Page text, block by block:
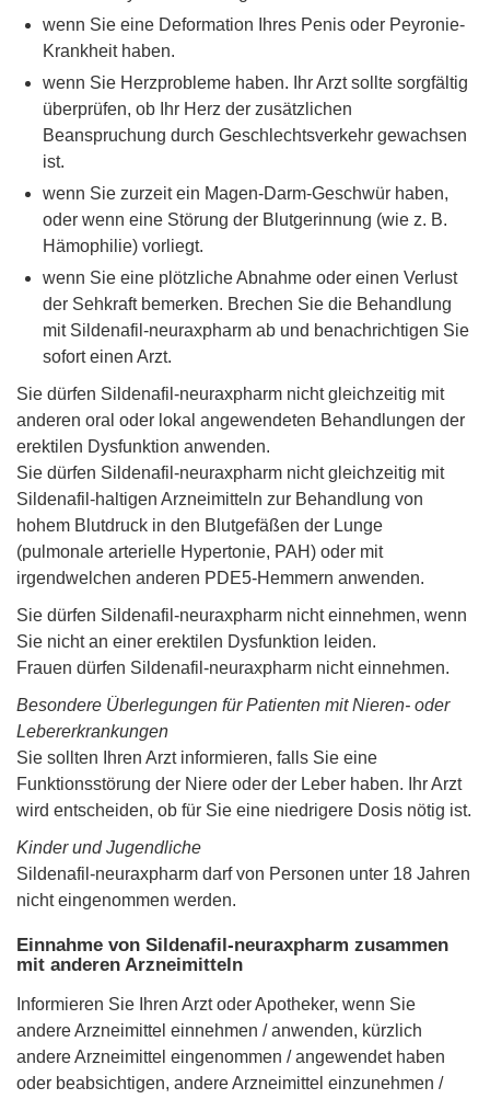
wenn Sie eine Deformation Ihres Penis oder Peyronie-
Krankheit haben.
wenn Sie Herzprobleme haben. Ihr Arzt sollte sorgfältig
überprüfen, ob Ihr Herz der zusätzlichen
Beanspruchung durch Geschlechtsverkehr gewachsen
ist.
wenn Sie zurzeit ein Magen-Darm-Geschwür haben,
oder wenn eine Störung der Blutgerinnung (wie z. B.
Hämophilie) vorliegt.
wenn Sie eine plötzliche Abnahme oder einen Verlust
der Sehkraft bemerken. Brechen Sie die Behandlung
mit Sildenafil-neuraxpharm ab und benachrichtigen Sie
sofort einen Arzt.
Sie dürfen Sildenafil-neuraxpharm nicht gleichzeitig mit
anderen oral oder lokal angewendeten Behandlungen der
erektilen Dysfunktion anwenden.
Sie dürfen Sildenafil-neuraxpharm nicht gleichzeitig mit
Sildenafil-haltigen Arzneimitteln zur Behandlung von
hohem Blutdruck in den Blutgefäßen der Lunge
(pulmonale arterielle Hypertonie, PAH) oder mit
irgendwelchen anderen PDE5-Hemmern anwenden.
Sie dürfen Sildenafil-neuraxpharm nicht einnehmen, wenn
Sie nicht an einer erektilen Dysfunktion leiden.
Frauen dürfen Sildenafil-neuraxpharm nicht einnehmen.
Besondere Überlegungen für Patienten mit Nieren- oder
Lebererkrankungen
Sie sollten Ihren Arzt informieren, falls Sie eine
Funktionsstörung der Niere oder der Leber haben. Ihr Arzt
wird entscheiden, ob für Sie eine niedrigere Dosis nötig ist.
Kinder und Jugendliche
Sildenafil-neuraxpharm darf von Personen unter 18 Jahren
nicht eingenommen werden.
Einnahme von Sildenafil-neuraxpharm zusammen
mit anderen Arzneimitteln
Informieren Sie Ihren Arzt oder Apotheker, wenn Sie
andere Arzneimittel einnehmen / anwenden, kürzlich
andere Arzneimittel eingenommen / angewendet haben
oder beabsichtigen, andere Arzneimittel einzunehmen /